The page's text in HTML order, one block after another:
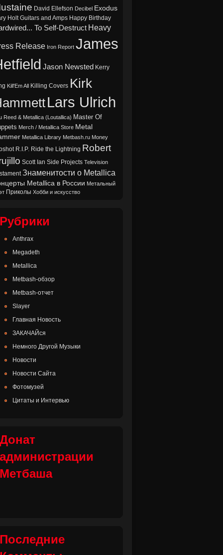
David Ellefson Decibel Exodus
Holt Guitars and Amps Happy Birthday
To Self-Destruct Heavy
Release Iron Report James
Jason Newsted Kerry
Kill'Em All Killing Covers Kirk
Lars Ulrich
Reed & Metallica (Loutallica) Master Of
Merch / Metallica Store Metal
Metallica Library Metbash.ru Money
R.I.P. Ride the Lightning Robert
Scott Ian Side Projects Television
Знаменитости о Metallica
Metallica в России Метальный
Приколы Хобби и искусство
Рубрики
Anthrax
Megadeth
Metallica
Metbash-обзор
Metbash-отчет
Slayer
Главная Новость
ЗАКАЧАЙся
Немного Другой Музыки
Новости
Новости Сайта
Фотомузей
Цитаты и Интервью
Донат
администрации
Метбаша
Последние